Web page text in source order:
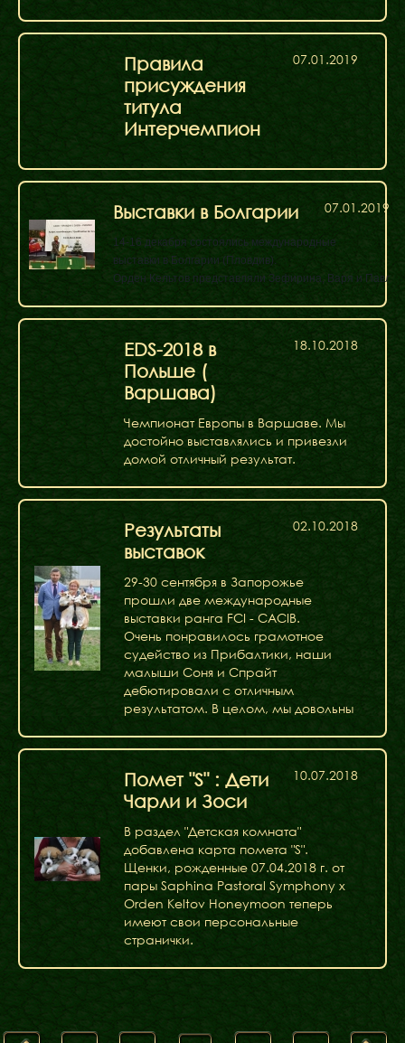
Правила
присуждения
титула
Интерчемпион
07.01.2019
Выставки в Болгарии
14-16 декабря состоялись международные
выставки в Болгарии (Пловдив).
Орден Кельтов представляли Зефирина, Варя и Павлик
07.01.2019
EDS-2018 в
Польше (
Варшава)
Чемпионат Европы в Варшаве. Мы
достойно выставлялись и привезли
домой отличный результат.
18.10.2018
Результаты
выставок
29-30 сентября в Запорожье
прошли две международные
выставки ранга FCI - CACIB.
Очень понравилось грамотное
судейство из Прибалтики, наши
малыши Соня и Спрайт
дебютировали с отличным
результатом. В целом, мы довольны
02.10.2018
Помет "S" : Дети
Чарли и Зоси
В раздел "Детская комната"
добавлена карта помета "S".
Щенки, рожденные 07.04.2018 г. от
пары Saphina Pastoral Symphony x
Orden Keltov Honeymoon теперь
имеют свои персональные
странички.
10.07.2018